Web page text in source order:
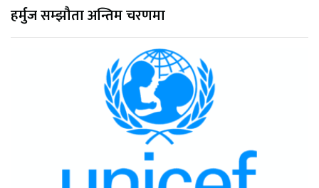
हर्मुज सम्झौता अन्तिम चरणमा